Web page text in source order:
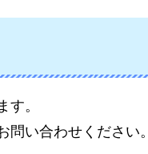
す。
い合わせください。